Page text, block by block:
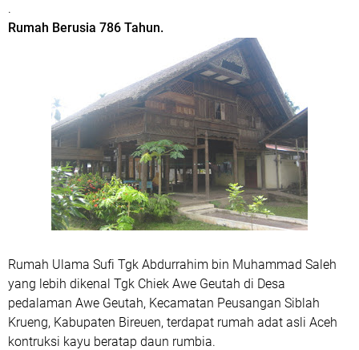
.
Rumah Berusia 786 Tahun.
Rumah Ulama Sufi Tgk Abdurrahim bin Muhammad Saleh
yang lebih dikenal Tgk Chiek Awe Geutah di Desa
pedalaman Awe Geutah, Kecamatan Peusangan Siblah
Krueng, Kabupaten Bireuen, terdapat rumah adat asli Aceh
kontruksi kayu beratap daun rumbia.